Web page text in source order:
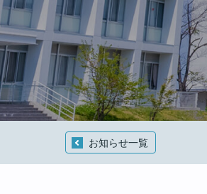
お知らせ一覧